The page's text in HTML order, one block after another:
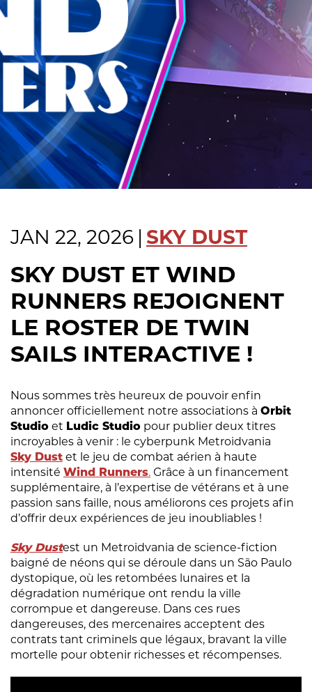
JAN 22, 2026 | SKY DUST
SKY DUST ET WIND
RUNNERS REJOIGNENT
LE ROSTER DE TWIN
SAILS INTERACTIVE !
Nous sommes très heureux de pouvoir enfin
annoncer officiellement notre associations à Orbit
Studio et Ludic Studio pour publier deux titres
incroyables à venir : le cyberpunk Metroidvania
Sky Dust et le jeu de combat aérien à haute
intensité Wind Runners. Grâce à un financement
supplémentaire, à l’expertise de vétérans et à une
passion sans faille, nous améliorons ces projets afin
d’offrir deux expériences de jeu inoubliables !
Sky Dustest un Metroidvania de science-fiction
baigné de néons qui se déroule dans un São Paulo
dystopique, où les retombées lunaires et la
dégradation numérique ont rendu la ville
corrompue et dangereuse. Dans ces rues
dangereuses, des mercenaires acceptent des
contrats tant criminels que légaux, bravant la ville
mortelle pour obtenir richesses et récompenses.